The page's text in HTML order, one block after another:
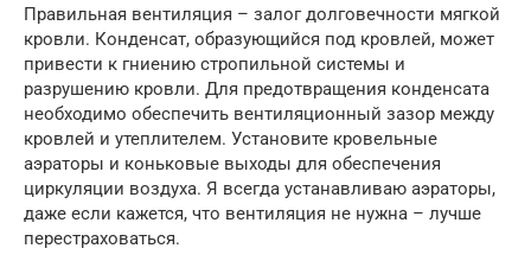
Правильная вентиляция – залог долговечности мягкой
кровли. Конденсат, образующийся под кровлей, может
привести к гниению стропильной системы и
разрушению кровли. Для предотвращения конденсата
необходимо обеспечить вентиляционный зазор между
кровлей и утеплителем. Установите кровельные
аэраторы и коньковые выходы для обеспечения
циркуляции воздуха. Я всегда устанавливаю аэраторы,
даже если кажется, что вентиляция не нужна – лучше
перестраховаться.